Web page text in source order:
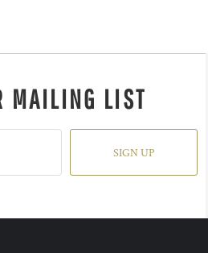
MAILING LIST
SIGN UP